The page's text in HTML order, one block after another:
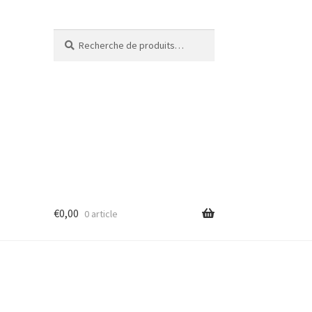
€0,00 0 article